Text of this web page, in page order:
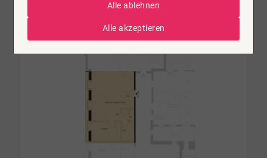
Alle ablehnen
Alle akzeptieren